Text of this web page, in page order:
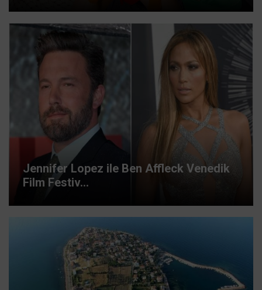
Jennifer Lopez ile Ben Affleck Venedik
Film Festiv...